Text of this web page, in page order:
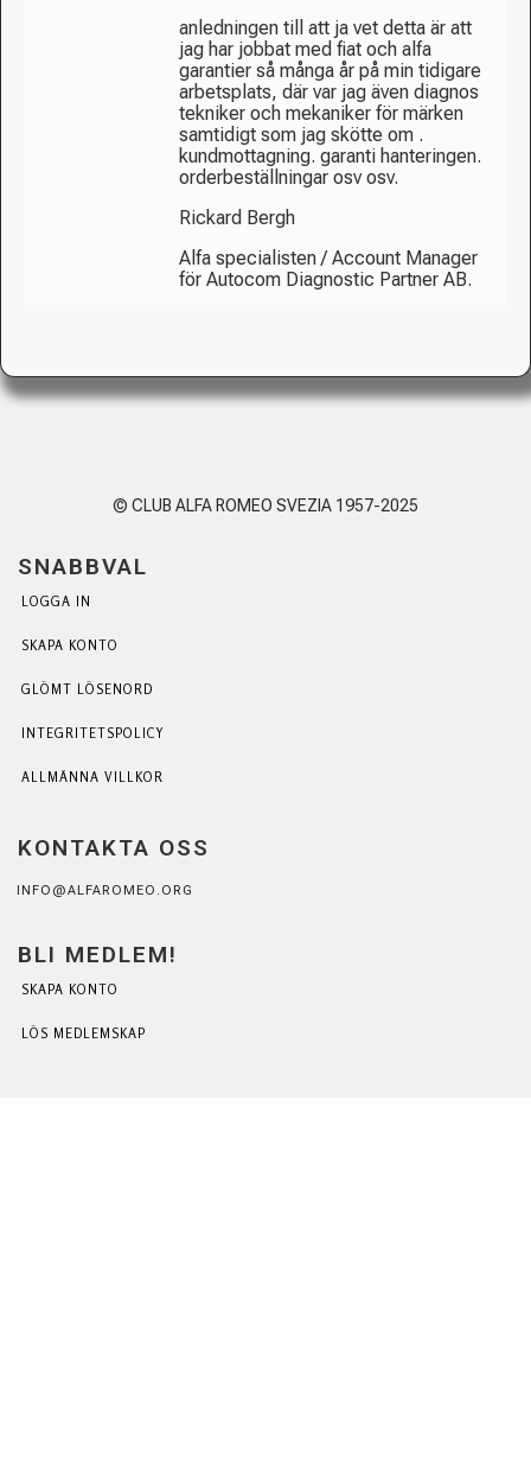
anledningen till att ja vet detta är att
jag har jobbat med fiat och alfa
garantier så många år på min tidigare
arbetsplats, där var jag även diagnos
tekniker och mekaniker för märken
samtidigt som jag skötte om .
kundmottagning. garanti hanteringen.
orderbeställningar osv osv.
Rickard Bergh
Alfa specialisten / Account Manager
för Autocom Diagnostic Partner AB.
© CLUB ALFA ROMEO SVEZIA 1957-2025
SNABBVAL
LOGGA IN
SKAPA KONTO
GLÖMT LÖSENORD
INTEGRITETSPOLICY
ALLMÄNNA VILLKOR
KONTAKTA OSS
INFO@ALFAROMEO.ORG
BLI MEDLEM!
SKAPA KONTO
LÖS MEDLEMSKAP